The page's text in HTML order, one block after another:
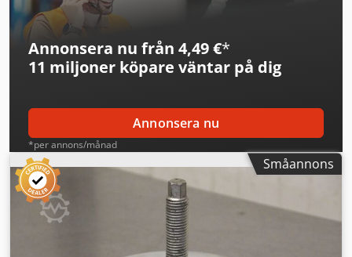
Annonsera nu från 4,49 €*
11 miljoner köpare väntar på dig
Annonsera nu
*per annons/månad
Småannons